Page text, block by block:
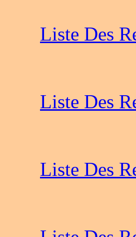
Liste Des
Liste Des
Liste Des